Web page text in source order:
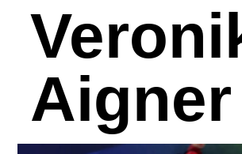
Aigner